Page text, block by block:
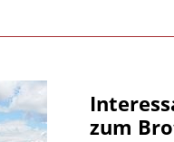
zum